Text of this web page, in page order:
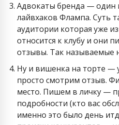
Адвокаты бренда — один
лайвхаков Флампа. Суть
аудитории которая уже
относится к клубу и они
отзывы. Так называемые
Ну и вишенка на торте —
просто смотрим отзыв.
место. Пишем в личку —
подробности (кто вас
именно это было день